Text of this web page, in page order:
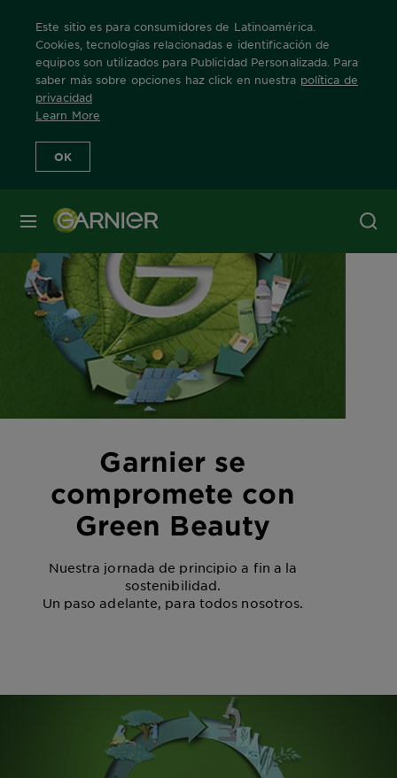
Este sitio es para consumidores de Latinoamérica.
Cookies, tecnologías relacionadas e identificación de
equipos son utilizados para Publicidad Personalizada. Para
saber más sobre opciones haz click en nuestra política de
privacidad
Learn More
OK
MENÚ
Home Green Beauty
Garnier se
compromete con
Green Beauty
Nuestra jornada de principio a fin a la
sostenibilidad.
Un paso adelante, para todos nosotros.